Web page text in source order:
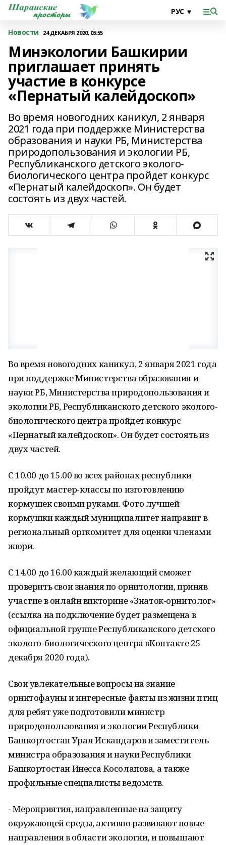
Новости 24 ДЕКАБРЯ 2020, 05:55
Минэкологии Башкирии
приглашает принять
участие в конкурсе
«Пернатый калейдоскоп»
Во время новогодних каникул, 2 января
2021 года при поддержке Министерства
образования и науки РБ, Министерства
природопользования и экологии РБ,
Республиканского детского эколого-
биологического центра пройдет конкурс
«Пернатый калейдоскоп». Он будет
состоять из двух частей.
Во время новогодних каникул, 2 января 2021 года
при поддержке Министерства образования и
науки РБ, Министерства природопользования и
экологии РБ, Республиканского детского эколого-
биологического центра пройдет конкурс
«Пернатый калейдоскоп». Он будет состоять из
двух частей.
С 10.00 до 15.00 во всех районах республики
пройдут мастер-классы по изготовлению
кормушек своими руками. Фото лучшей
кормушки каждый муниципалитет направит в
региональный оргкомитет для оценки членами
жюри.
С 14.00 до 16.00 каждый желающий сможет
проверить свои знания по орнитологии, приняв
участие в онлайн викторине «Знаток-орнитолог»
(ссылка на подключение будет размещена в
официальной группе Республиканского детского
эколого-биологического центра вКонтакте 25
декабря 2020 года).
Свои увлекательные вопросы на знание
орнитофауны и интересные факты из жизни птиц
для ребят уже подготовили министр
природопользования и экологии Республики
Башкортостан Урал Искандаров и заместитель
министра образования и науки Республики
Башкортостан Инесса Косолапова, а также
профильные специалисты ведомств.
- Мероприятия, направленные на защиту
окружающей среды, активно развивают новые
направления в области экологии, и повышают